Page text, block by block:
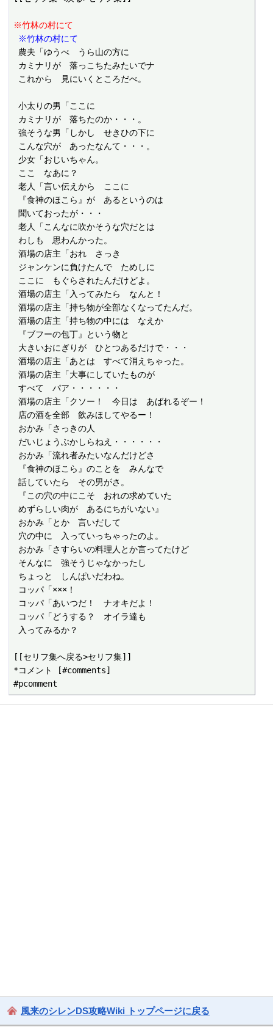
※竹林の村にて
※竹林の村にて
小太りの男「ここに
強そうな男「しかし　せきひの下に
老人「言い伝えから　ここに
老人「こんなに吹かそうな穴だとは
酒場の店主「おれ　さっき
酒場の店主「入ってみたら　なんと！
酒場の店主「持ち物が全部なくなってたんだ。
酒場の店主「持ち物の中には　なえか
酒場の店主「あとは　すべて消えちゃった。
酒場の店主「大事にしていたものが
すべて　パア・・・・・・
酒場の店主「クソー！　今日は　あばれるぞー！
話していたら　その男がさ。
めずらしい肉が　あるにちがいない』
[[セリフ集へ戻る>セリフ集]]
*コメント [#comments]
風来のシレンDS攻略Wiki トップページに戻る